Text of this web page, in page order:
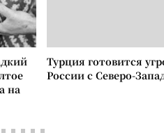
на
Турция готовится
России с Северо-